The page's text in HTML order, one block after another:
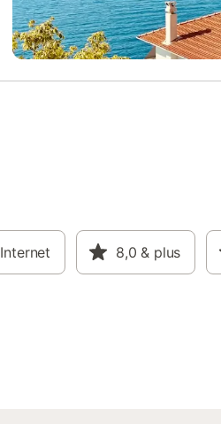
Internet 8,0 & plus